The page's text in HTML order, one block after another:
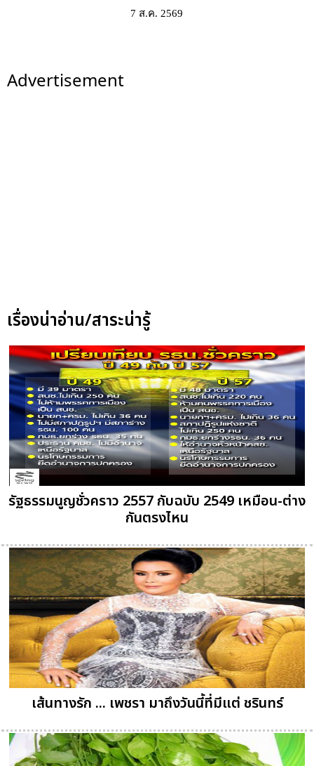
7 ส.ค. 2569
Advertisement
เรื่องน่าอ่าน/สาระน่ารู้
รัฐธรรมนูญชั่วคราว 2557 กับฉบับ 2549 เหมือน-ต่าง
กันตรงไหน
เส้นทางรัก ... เพชรา มาถึงวันนี้ที่มีแต่ ชรินทร์